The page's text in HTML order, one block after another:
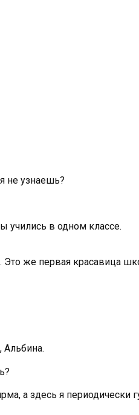
не узнаешь?
учились в одном классе.
Это же первая красавица
Альбина.
а здесь я периодически